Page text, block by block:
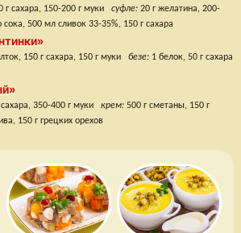
г сахара, 150-200 г мукисуфле: 20 г желатина, 200-
500 мл сливок 33-35%, 150 г сахара
150 г сахара, 150 г мукибезе: 1 белок, 50 г сахара
сахара, 350-400 г мукикрем: 500 г сметаны, 150 г
150 г грецких орехов